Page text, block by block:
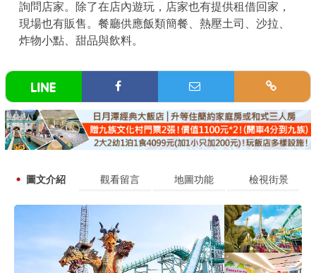
詢問店家。除了在店內遊玩，店家也有提供租借回家，
現場也有販售。餐廳供應飯類簡餐、熱壓土司、沙拉、
炸物小點、甜品與飲料。
圖文介紹 觀看留言 地圖功能 檢視街景